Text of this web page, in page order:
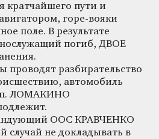
кратчайшего пути и
горе-вояки
поле. В результате
погиб, ДВОЕ
проводят разбирательство
автомобиль
ЛОМАКИНО
ООС КРАВЧЕНКО
случай не докладывать в